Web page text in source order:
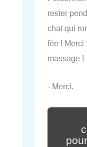
rester
chat qui
fée ! Merci
massage !
- Merci.